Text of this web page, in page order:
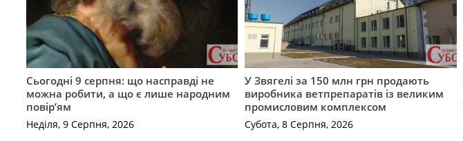
Сьогодні 9 серпня: що насправді не
можна робити, а що є лише народним
повір’ям
Неділя, 9 Серпня, 2026
У Звягелі за 150 млн грн продають
виробника ветпрепаратів із великим
промисловим комплексом
Субота, 8 Серпня, 2026